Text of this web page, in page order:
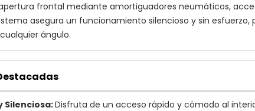
frontal mediante amortiguadores neumáticos,
asegura un funcionamiento silencioso y sin
ángulo.
Silenciosa:Disfruta de un acceso rápido y cómodo al